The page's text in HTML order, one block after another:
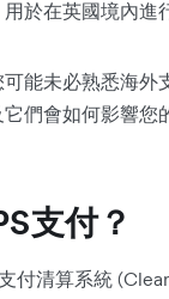
於在英國境內進
能未必熟悉海
們會如何影響您
支付？
付清算系統